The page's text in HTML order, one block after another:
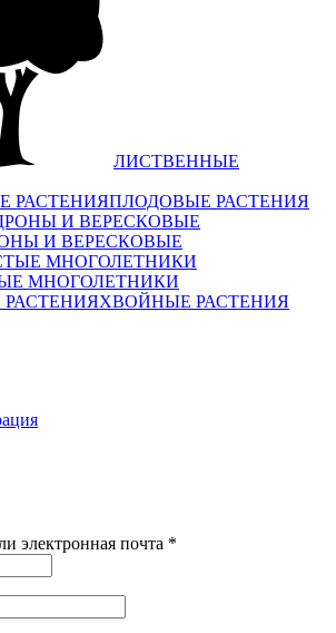
ЛИСТВЕННЫЕ
ПЛОДОВЫЕ РАСТЕНИЯ
И ВЕРЕСКОВЫЕ
МНОГОЛЕТНИКИ
ХВОЙНЫЕ РАСТЕНИЯ
электронная почта *